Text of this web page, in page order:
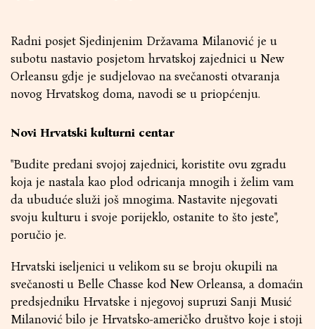
Radni posjet Sjedinjenim Državama Milanović je u
subotu nastavio posjetom hrvatskoj zajednici u New
Orleansu gdje je sudjelovao na svečanosti otvaranja
novog Hrvatskog doma, navodi se u priopćenju.
Novi Hrvatski kulturni centar
"Budite predani svojoj zajednici, koristite ovu zgradu
koja je nastala kao plod odricanja mnogih i želim vam
da ubuduće služi još mnogima. Nastavite njegovati
svoju kulturu i svoje porijeklo, ostanite to što jeste",
poručio je.
Hrvatski iseljenici u velikom su se broju okupili na
svečanosti u Belle Chasse kod New Orleansa, a domaćin
predsjedniku Hrvatske i njegovoj supruzi Sanji Musić
Milanović bilo je Hrvatsko-američko društvo koje i stoji